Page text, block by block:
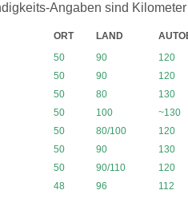
Angaben sind
ORT LAND
50 90
120
50 90
120
50 80
130
50 100
~130
50 80/100
120
50 90
130
50 90/110
120
48 96
112